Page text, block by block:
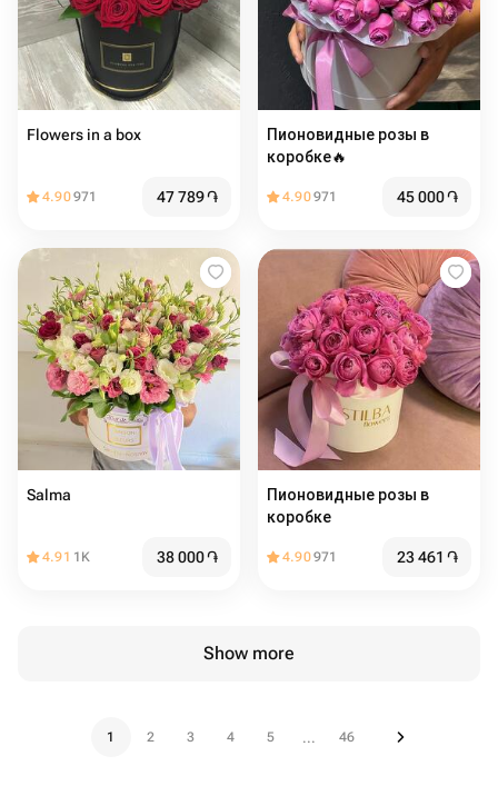
Flowers in a box
4.90971 47 789֏
Пионовидные розы в
коробке🔥
4.90971 45 000֏
Salma
4.91 1K 38 000֏
Пионовидные розы в
коробке
4.90971 23 461 ֏
Show more
1 2 3 4 5 ... 46